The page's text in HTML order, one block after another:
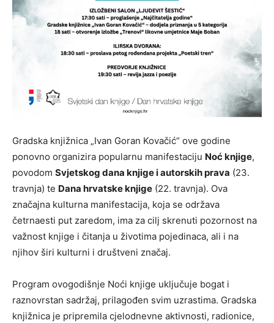
Gradska knjižnica „Ivan Goran Kovačić“ ove godine
ponovno organizira popularnu manifestaciju Noć knjige,
povodom Svjetskog dana knjige i autorskih prava (23.
travnja) te Dana hrvatske knjige (22. travnja). Ova
značajna kulturna manifestacija, koja se održava
četrnaesti put zaredom, ima za cilj skrenuti pozornost na
važnost knjige i čitanja u životima pojedinaca, ali i na
njihov širi kulturni i društveni značaj.
Program ovogodišnje Noći knjige uključuje bogat i
raznovrstan sadržaj, prilagođen svim uzrastima. Gradska
knjižnica je pripremila cjelodnevne aktivnosti, radionice,